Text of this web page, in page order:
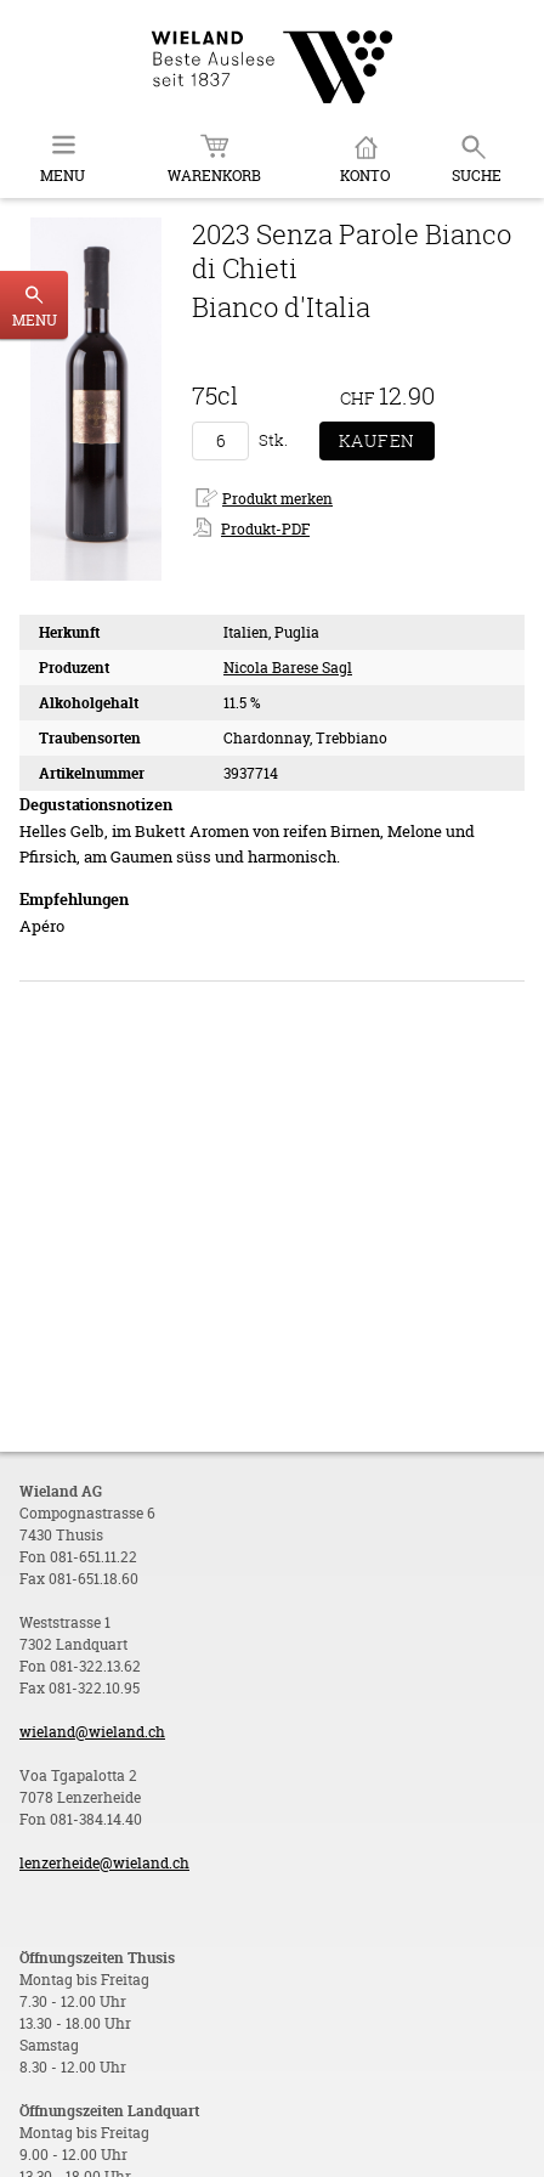
MENU WARENKORB KONTO SUCHE
MENU
2023 Senza Parole Bianco
di Chieti
Bianco d'Italia
75cl CHF 12.90
Stk.
Produkt-PDF
Herkunft
Italien, Puglia
Produzent
Nicola Barese Sagl
Alkoholgehalt
11.5 %
Traubensorten
Chardonnay, Trebbiano
Artikelnummer
3937714
Degustationsnotizen
Helles Gelb, im Bukett Aromen von reifen Birnen, Melone und
Pfirsich, am Gaumen süss und harmonisch.
Empfehlungen
Apéro
Wieland AG
Compognastrasse 6
7430 Thusis
Fon 081-651.11.22
Fax 081-651.18.60
Weststrasse 1
7302 Landquart
Fon 081-322.13.62
Fax 081-322.10.95
wieland@wieland.ch
Voa Tgapalotta 2
7078 Lenzerheide
Fon 081-384.14.40
lenzerheide@wieland.ch
Öffnungszeiten Thusis
Montag bis Freitag
7.30 - 12.00 Uhr
13.30 - 18.00 Uhr
Samstag
8.30 - 12.00 Uhr
Öffnungszeiten Landquart
Montag bis Freitag
9.00 - 12.00 Uhr